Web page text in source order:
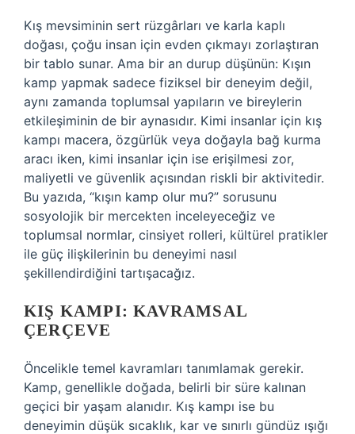
Kış mevsiminin sert rüzgârları ve karla kaplı
doğası, çoğu insan için evden çıkmayı zorlaştıran
bir tablo sunar. Ama bir an durup düşünün: Kışın
kamp yapmak sadece fiziksel bir deneyim değil,
aynı zamanda toplumsal yapıların ve bireylerin
etkileşiminin de bir aynasıdır. Kimi insanlar için kış
kampı macera, özgürlük veya doğayla bağ kurma
aracı iken, kimi insanlar için ise erişilmesi zor,
maliyetli ve güvenlik açısından riskli bir aktivitedir.
Bu yazıda, “kışın kamp olur mu?” sorusunu
sosyolojik bir mercekten inceleyeceğiz ve
toplumsal normlar, cinsiyet rolleri, kültürel pratikler
ile güç ilişkilerinin bu deneyimi nasıl
şekillendirdiğini tartışacağız.
KIŞ KAMPI: KAVRAMSAL
ÇERÇEVE
Öncelikle temel kavramları tanımlamak gerekir.
Kamp, genellikle doğada, belirli bir süre kalınan
geçici bir yaşam alanıdır. Kış kampı ise bu
deneyimin düşük sıcaklık, kar ve sınırlı gündüz ışığı